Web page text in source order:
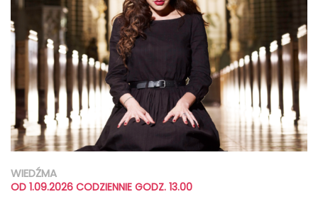
WIEDŹMA
OD 1.09.2026 CODZIENNIE GODZ. 13.00